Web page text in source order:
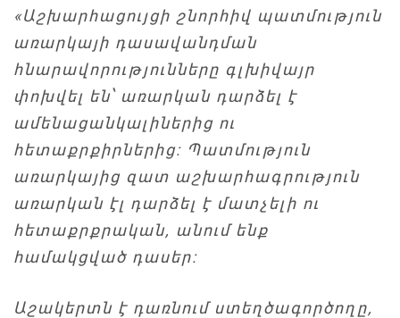
«Աշխարհացույցի շնորհիվ պատմություն
առարկայի դասավանդման
հնարավորությունները գլխիվայր
փոխվել են՝ առարկան դարձել է
ամենացանկալիներից ու
հետաքրքիրներից: Պատմություն
առարկայից զատ աշխարհագրություն
առարկան էլ դարձել է մատչելի ու
հետաքրքրական, անում ենք
համակցված դասեր:
Աշակերտն է դառնում ստեղծագործողը,